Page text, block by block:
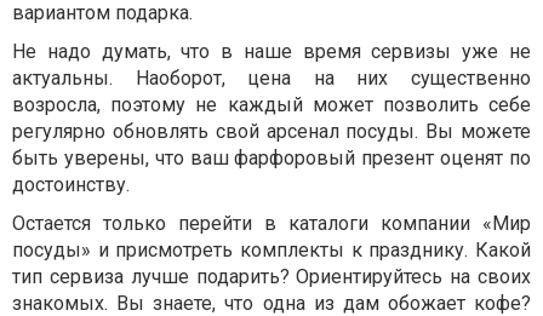
вариантом подарка.
Не надо думать, что в наше время сервизы уже не
актуальны. Наоборот, цена на них существенно
возросла, поэтому не каждый может позволить себе
регулярно обновлять свой арсенал посуды. Вы можете
быть уверены, что ваш фарфоровый презент оценят по
достоинству.
Остается только перейти в каталоги компании «Мир
посуды» и присмотреть комплекты к празднику. Какой
тип сервиза лучше подарить? Ориентируйтесь на своих
знакомых. Вы знаете, что одна из дам обожает кофе?